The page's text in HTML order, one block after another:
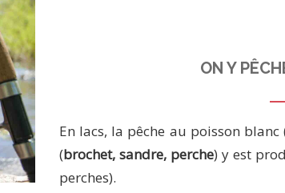
ON Y
En lacs, la pêche au poisson blanc
(brochet, sandre, perche) y est
perches).